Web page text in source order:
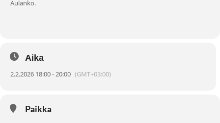
Aulanko.
Aika
2.2.2026 18:00 - 20:00 (GMT+03:00)
Paikka